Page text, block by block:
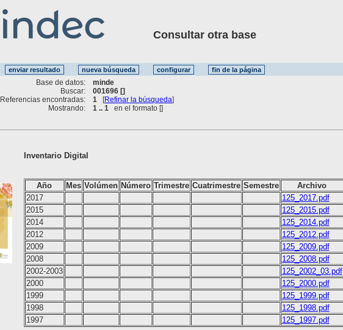
Consultar otra base
Base de datos:
minde
Buscar:
001696 []
Referencias encontradas:
1 [Refinar la búsqueda]
Mostrando:
1 .. 1 en el formato []
Inventario Digital
Año Mes Volúmen Número Trimestre Cuatrimestre Semestre Archivo
2017
125_2017.pdf
2015
125_2015.pdf
2014
125_2014.pdf
2012
125_2012.pdf
2009
125_2009.pdf
2008
125_2008.pdf
2002-2003
125_2002_03.pdf
2000
125_2000.pdf
1999
125_1999.pdf
1998
125_1998.pdf
1997
125_1997.pdf